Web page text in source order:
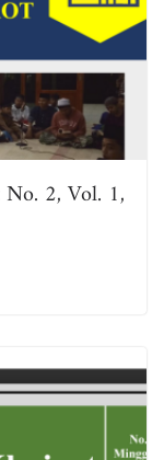
2, Vol. 1,